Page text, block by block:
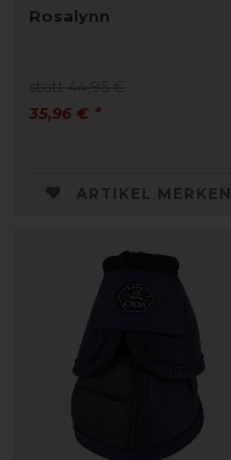
Rosalynn
35,96 € *
ARTIKEL MERKEN